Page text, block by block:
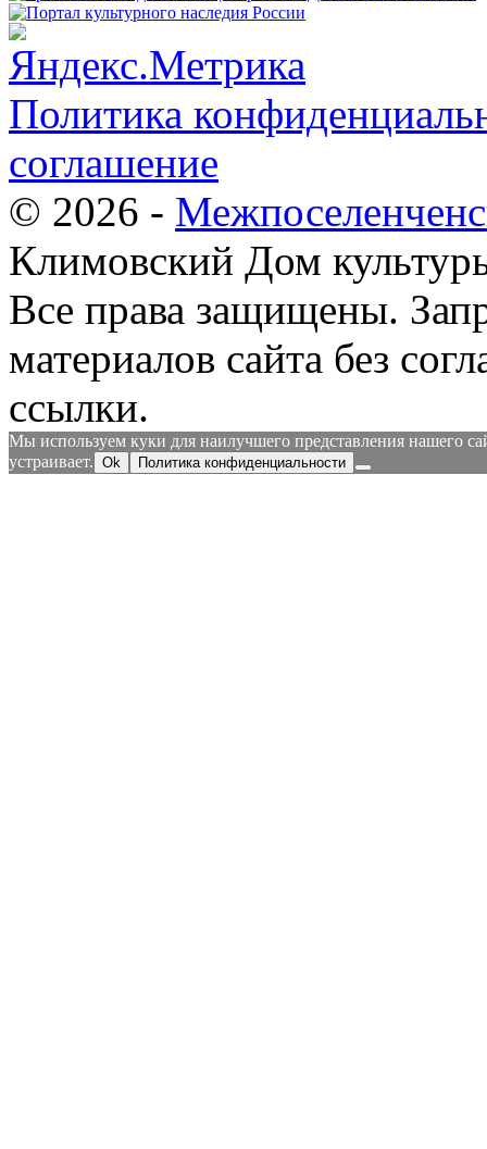
Политика
соглашение
© 2026 -
Климовский Дом
Все права защищены.
материалов сайта без
ссылки.
Мы используем куки для наилучшего представления нашего
устраивает. Ok Политика конфиденциальности